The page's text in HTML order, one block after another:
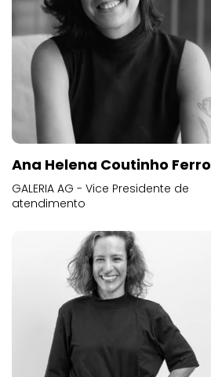
Ana Helena Coutinho Ferro
GALERIA AG - Vice Presidente de
atendimento